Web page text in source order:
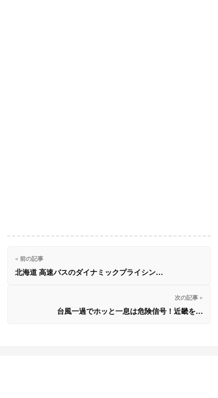
北海道 高速バスのダイナミックプライシン…
台風一過でホッと一息は危険信号！近畿を…